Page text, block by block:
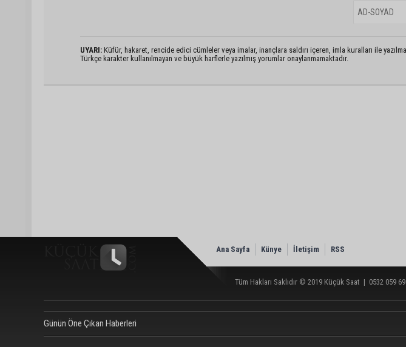
UYARI: Küfür, hakaret, rencide edici cümleler veya imalar, inançlara saldırı içeren, imla kuralları ile
Türkçe karakter kullanılmayan ve büyük harflerle yazılmış yorumlar onaylanmamaktadır.
Ana Sayfa Künye İletişim RSS
Tüm Hakları Saklıdır © 2019 Küçük Saat | 0532 059
Günün Öne Çıkan Haberleri